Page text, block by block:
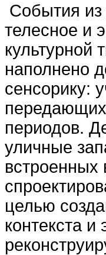
События из
телесное и
культурной
наполнено
сенсорику:
периодов.
уличные
встроенных
целью
контекста